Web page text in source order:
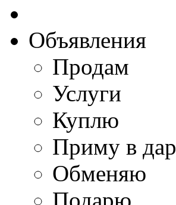
Объявления
Продам
Услуги
Куплю
Приму в дар
Обменяю